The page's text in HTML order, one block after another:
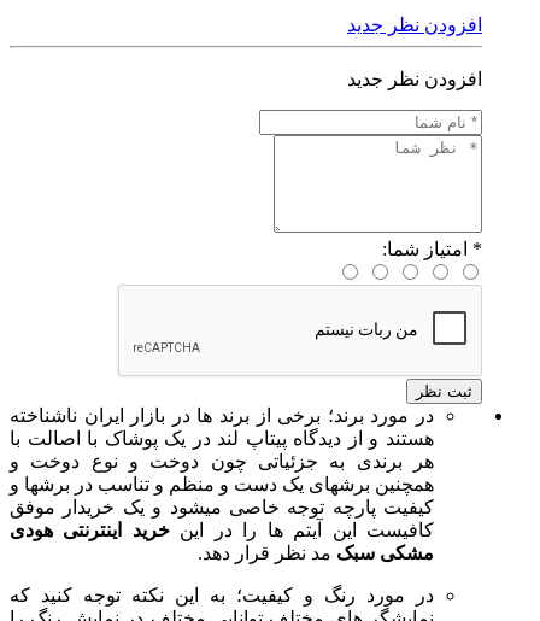
افزودن نظر جدید
افزودن نظر جدید
* امتیاز شما:
در مورد برند؛ برخی از برند ها در بازار ایران ناشناخته
هستند و از دیدگاه پیتاپ لند در یک پوشاک با اصالت با
هر برندی به جزئیاتی چون دوخت و نوع دوخت و
همچنین برشهای یک دست و منظم و تناسب در برشها و
کیفیت پارچه توجه خاصی میشود و یک خریدار موفق
کافیست این آیتم ها را در اینخرید اینترنتی هودی
مشکی سبک مد نظر قرار دهد.
در مورد رنگ و کیفیت؛ به این نکته توجه کنید که